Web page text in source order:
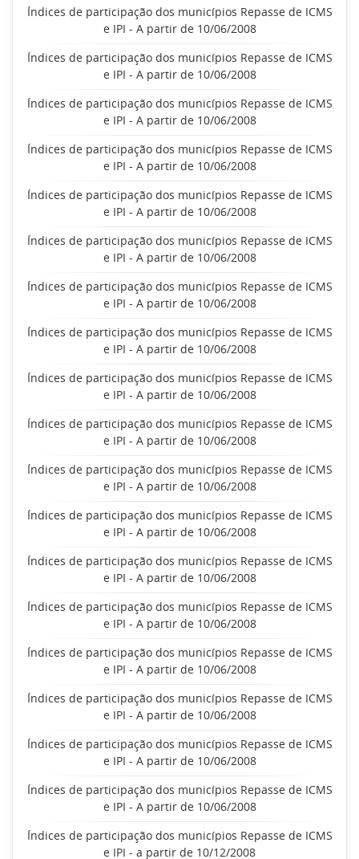
Índices de participação dos municípios Repasse de ICMS
e IPI - A partir de 10/06/2008
Índices de participação dos municípios Repasse de ICMS
e IPI - A partir de 10/06/2008
Índices de participação dos municípios Repasse de ICMS
e IPI - A partir de 10/06/2008
Índices de participação dos municípios Repasse de ICMS
e IPI - A partir de 10/06/2008
Índices de participação dos municípios Repasse de ICMS
e IPI - A partir de 10/06/2008
Índices de participação dos municípios Repasse de ICMS
e IPI - A partir de 10/06/2008
Índices de participação dos municípios Repasse de ICMS
e IPI - A partir de 10/06/2008
Índices de participação dos municípios Repasse de ICMS
e IPI - A partir de 10/06/2008
Índices de participação dos municípios Repasse de ICMS
e IPI - A partir de 10/06/2008
Índices de participação dos municípios Repasse de ICMS
e IPI - A partir de 10/06/2008
Índices de participação dos municípios Repasse de ICMS
e IPI - A partir de 10/06/2008
Índices de participação dos municípios Repasse de ICMS
e IPI - A partir de 10/06/2008
Índices de participação dos municípios Repasse de ICMS
e IPI - A partir de 10/06/2008
Índices de participação dos municípios Repasse de ICMS
e IPI - A partir de 10/06/2008
Índices de participação dos municípios Repasse de ICMS
e IPI - A partir de 10/06/2008
Índices de participação dos municípios Repasse de ICMS
e IPI - A partir de 10/06/2008
Índices de participação dos municípios Repasse de ICMS
e IPI - A partir de 10/06/2008
Índices de participação dos municípios Repasse de ICMS
e IPI - A partir de 10/06/2008
Índices de participação dos municípios Repasse de ICMS
e IPI - a partir de 10/12/2008